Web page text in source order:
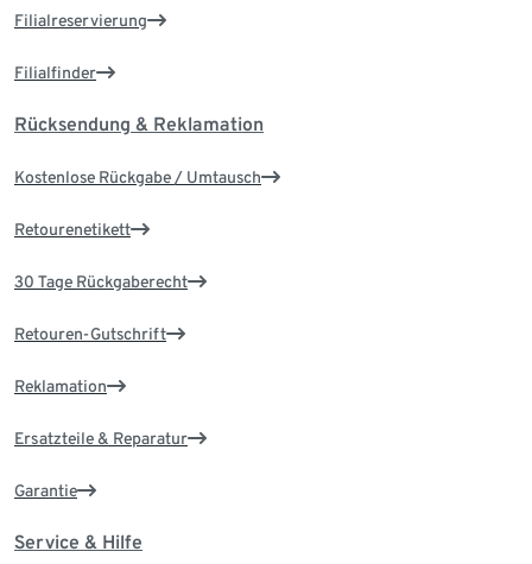
Filialreservierung
Filialfinder
Rücksendung & Reklamation
Kostenlose Rückgabe / Umtausch
Retourenetikett
30 Tage Rückgaberecht
Retouren-Gutschrift
Reklamation
Ersatzteile & Reparatur
Garantie
Service & Hilfe